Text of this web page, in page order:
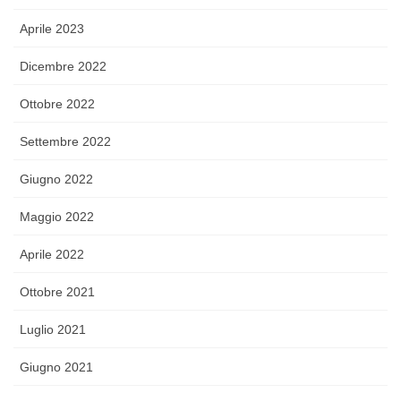
Aprile 2023
Dicembre 2022
Ottobre 2022
Settembre 2022
Giugno 2022
Maggio 2022
Aprile 2022
Ottobre 2021
Luglio 2021
Giugno 2021